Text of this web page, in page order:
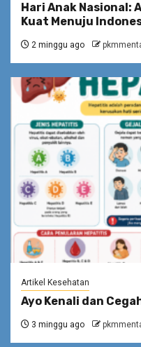
Hari Anak Nasional:
Kuat Menuju
2 minggu ago
Artikel Kesehatan
Ayo Kenali dan
3 minggu ago